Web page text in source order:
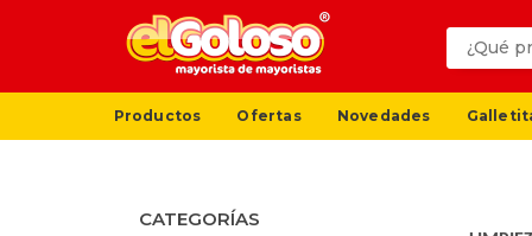
Productos Ofertas Novedades
CATEGORÍAS